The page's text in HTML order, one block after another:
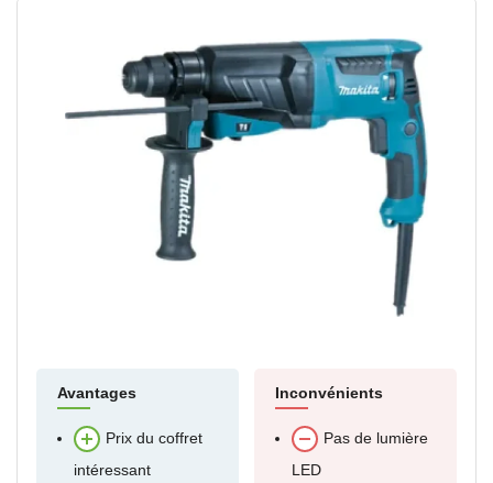
Avantages
Prix du coffret
intéressant
Inconvénients
Pas de lumière
LED